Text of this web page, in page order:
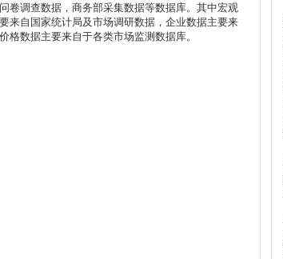
卷调查数据，商务部采集数据等数据库。其中宏观
来自国家统计局及市场调研数据，企业数据主要来
格数据主要来自于各类市场监测数据库。